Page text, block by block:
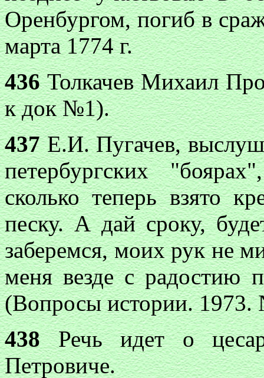
Оренбургом, погиб в
марта 1774 г.
436Толкачев Михаил
к док №1).
437Е.И. Пугачев,
петербургских
сколько теперь взято
песку. А дай сроку,
заберемся, моих рук не
меня везде с радостию
(Вопросы истории.
438Речь идет о
Петровиче.